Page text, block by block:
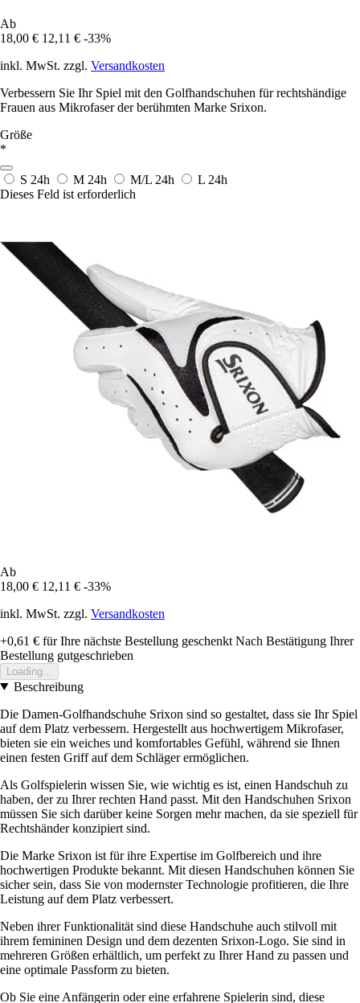
Ab
18,00 € 12,11 € -33%
inkl. MwSt. zzgl. Versandkosten
Verbessern Sie Ihr Spiel mit den Golfhandschuhen für rechtshändige
Frauen aus Mikrofaser der berühmten Marke Srixon.
Größe
*
S 24h M 24h M/L 24h L 24h
Dieses Feld ist erforderlich
Ab
18,00 € 12,11 € -33%
inkl. MwSt. zzgl. Versandkosten
+0,61 € für Ihre nächste Bestellung geschenkt Nach Bestätigung Ihrer
Bestellung gutgeschrieben
Loading...
Beschreibung
Die Damen-Golfhandschuhe Srixon sind so gestaltet, dass sie Ihr Spiel
auf dem Platz verbessern. Hergestellt aus hochwertigem Mikrofaser,
bieten sie ein weiches und komfortables Gefühl, während sie Ihnen
einen festen Griff auf dem Schläger ermöglichen.
Als Golfspielerin wissen Sie, wie wichtig es ist, einen Handschuh zu
haben, der zu Ihrer rechten Hand passt. Mit den Handschuhen Srixon
müssen Sie sich darüber keine Sorgen mehr machen, da sie speziell für
Rechtshänder konzipiert sind.
Die Marke Srixon ist für ihre Expertise im Golfbereich und ihre
hochwertigen Produkte bekannt. Mit diesen Handschuhen können Sie
sicher sein, dass Sie von modernster Technologie profitieren, die Ihre
Leistung auf dem Platz verbessert.
Neben ihrer Funktionalität sind diese Handschuhe auch stilvoll mit
ihrem femininen Design und dem dezenten Srixon-Logo. Sie sind in
mehreren Größen erhältlich, um perfekt zu Ihrer Hand zu passen und
eine optimale Passform zu bieten.
Ob Sie eine Anfängerin oder eine erfahrene Spielerin sind, diese